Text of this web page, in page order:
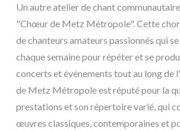
Un autre atelier de chant
"Chœur de Metz Métropole". Cette
de chanteurs amateurs passionnés qui
chaque semaine pour répéter et se
concerts et événements tout au long de
de Metz Métropole est réputé pour la
prestations et son répertoire varié, qui
œuvres classiques, contemporaines et